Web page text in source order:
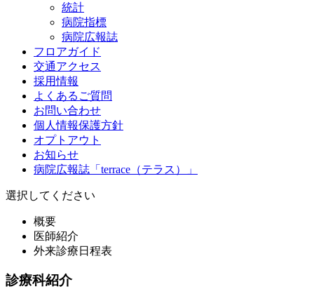
統計
病院指標
病院広報誌
フロアガイド
交通アクセス
採用情報
よくあるご質問
お問い合わせ
個人情報保護方針
オプトアウト
お知らせ
病院広報誌「terrace（テラス）」
選択してください
概要
医師紹介
外来診療日程表
診療科紹介